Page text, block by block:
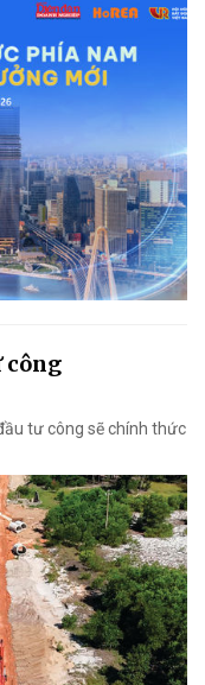
công
tư công sẽ chính thức